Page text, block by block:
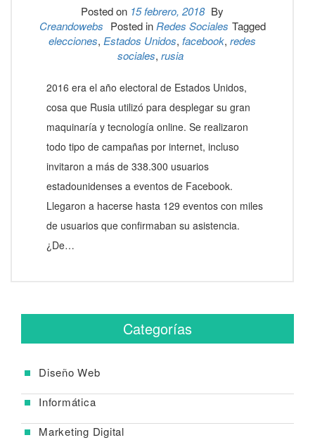
Posted on 15 febrero, 2018 By
Creandowebs Posted inRedes Sociales Tagged
elecciones, Estados Unidos, facebook, redes
sociales, rusia
2016 era el año electoral de Estados Unidos,
cosa que Rusia utilizó para desplegar su gran
maquinaría y tecnología online. Se realizaron
todo tipo de campañas por internet, incluso
invitaron a más de 338.300 usuarios
estadounidenses a eventos de Facebook.
Llegaron a hacerse hasta 129 eventos con miles
de usuarios que confirmaban su asistencia.
¿De…
Categorías
Diseño Web
Informática
Marketing Digital